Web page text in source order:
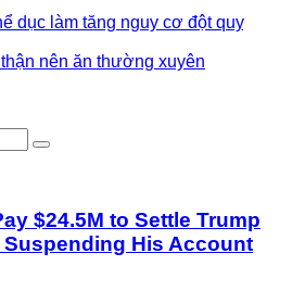
dục làm tăng nguy cơ đột quỵ
nên ăn thường xuyên
$24.5M to Settle Trump
His Account